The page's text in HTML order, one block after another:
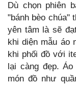
Dù chọn phiên
"bánh bèo chúa"
yên tâm là sẽ
khi diện mẫu áo
khi phối đồ với
lại càng đẹp.
món đồ như